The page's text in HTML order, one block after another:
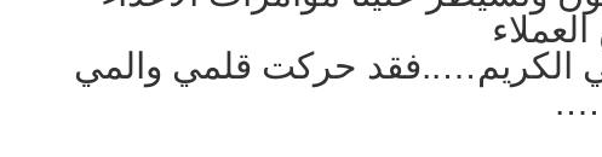
الكريم…..فقد حركت قلمي والمي